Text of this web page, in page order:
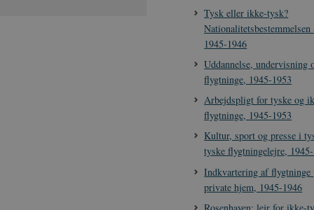
Tysk eller ikke-tysk?
1945-1946
Uddannelse, undervisning
flygtninge, 1945-1953
Arbejdspligt for tyske og
flygtninge, 1945-1953
Kultur, sport og presse i
tyske flygtningelejre,
Indkvartering af
private hjem, 1945-1946
Rosenhaven: lejr for ikke-